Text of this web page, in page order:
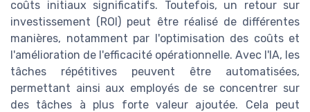
coûts initiaux significatifs. Toutefois, un retour sur
investissement (ROI) peut être réalisé de différentes
manières, notamment par l'optimisation des coûts et
l'amélioration de l'efficacité opérationnelle. Avec l'IA, les
tâches répétitives peuvent être automatisées,
permettant ainsi aux employés de se concentrer sur
des tâches à plus forte valeur ajoutée. Cela peut